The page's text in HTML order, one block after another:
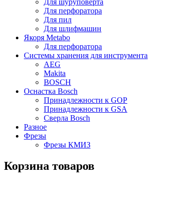
Для перфоратора
Для пил
Для шлифмашин
Якоря Metabo
Для перфоратора
Системы хранения для инструмента
AEG
Makita
BOSCH
Оснастка Bosch
Принадлежности к GOP
Принадлежности к GSA
Сверла Bosch
Разное
Фрезы
Фрезы КМИЗ
Корзина товаров